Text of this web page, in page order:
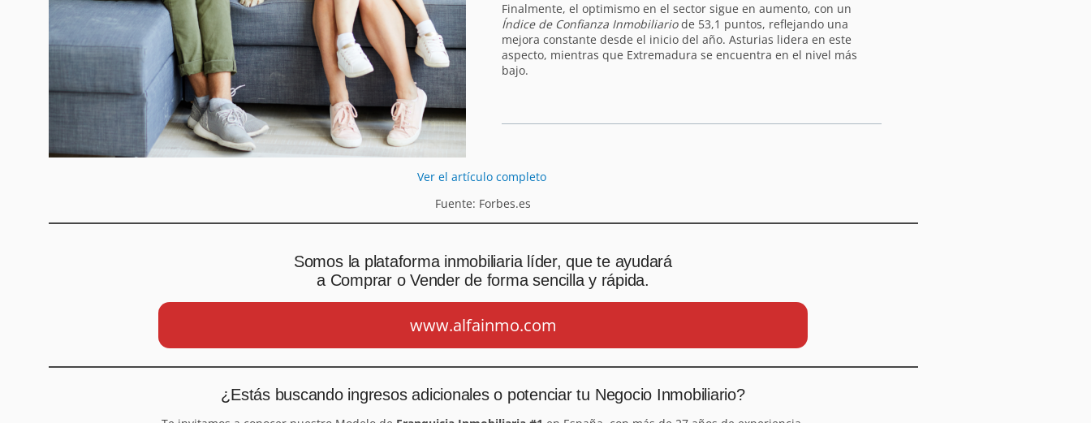
Finalmente, el optimismo en el sector sigue en aumento, con un
Índice de Confianza Inmobiliariode 53,1 puntos, reflejando una
mejora constante desde el inicio del año. Asturias lidera en este
aspecto, mientras que Extremadura se encuentra en el nivel más
bajo.
Ver el artículo completo
Fuente: Forbes.es
Somos la plataforma inmobiliaria líder, que te ayudará
a Comprar o Vender de forma sencilla y rápida.
www.alfainmo.com
¿Estás buscando ingresos adicionales o potenciar tu Negocio Inmobiliario?